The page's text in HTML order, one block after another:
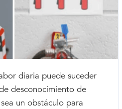
diaria puede suceder
desconocimiento de
un obstáculo para